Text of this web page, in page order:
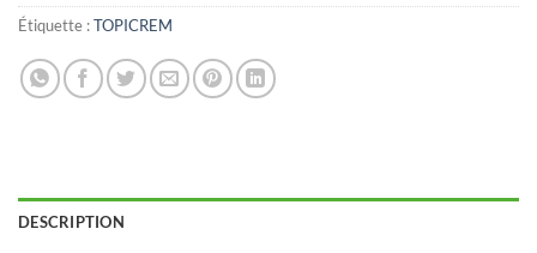
Étiquette :TOPICREM
DESCRIPTION